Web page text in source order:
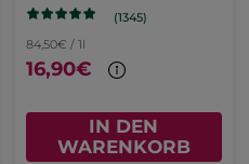
(1345)
84,50€ / 1l
16,90€
IN DEN
WARENKORB